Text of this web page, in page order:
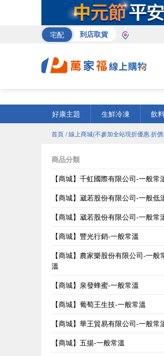
宅配 到店取貨
好康主題
生鮮冷凍 飲
首頁 / 線上商城(不參加全站現折優惠.折
商品分類
【商城】千虹國際有限公司-一般常
【商城】崴若股份有限公司-一般低
【商城】崴若股份有限公司-一般常
【商城】豐光行銷-一般常溫
【商城】農家樂股份有限公司-一般
溫
【商城】泉發蜂蜜-一般常溫
【商城】葡萄王生技-一般常溫
【商城】華王貿易有限公司-一般常
【商城】五揚-一般常溫